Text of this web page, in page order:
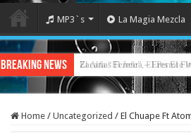
MP3`s La Magia Mezcla
Breaking News Zacarias Ferreira – Eres El
Home / Uncategorized / El Chuape Ft